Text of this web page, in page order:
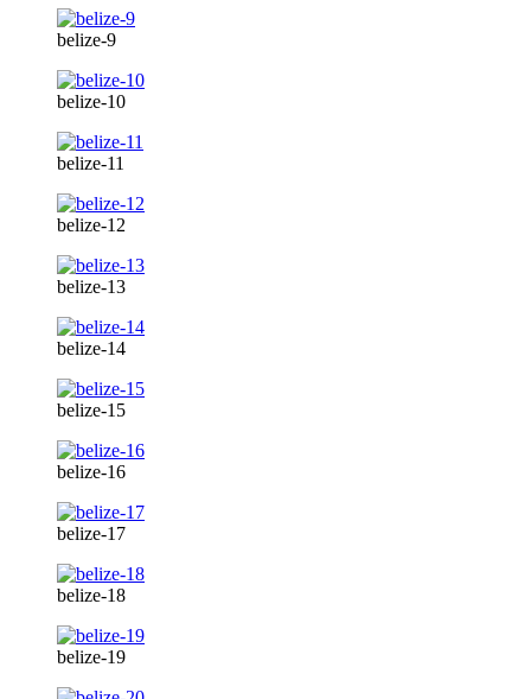
belize-9
belize-10
belize-11
belize-12
belize-13
belize-14
belize-15
belize-16
belize-17
belize-18
belize-19